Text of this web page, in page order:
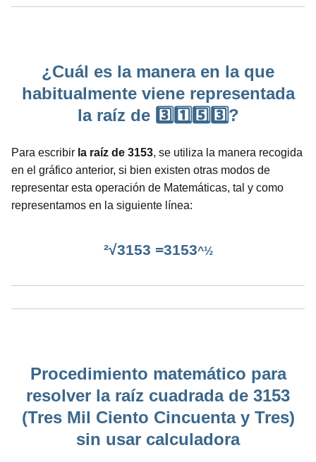
¿Cuál es la manera en la que
habitualmente viene representada
la raíz de 3️⃣1️⃣5️⃣3️⃣?
Para escribir la raíz de 3153, se utiliza la manera recogida
en el gráfico anterior, si bien existen otras modos de
representar esta operación de Matemáticas, tal y como
representamos en la siguiente línea:
²√3153 =3153^½
Procedimiento matemático para
resolver la raíz cuadrada de 3153
(Tres Mil Ciento Cincuenta y Tres)
sin usar calculadora